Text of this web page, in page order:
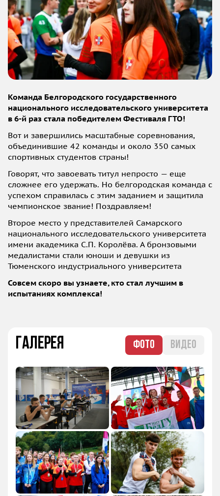
Команда Белгородского государственного
национального исследовательского университета
в 6-й раз стала победителем Фестиваля ГТО!
Вот и завершились масштабные соревнования,
объединившие 42 команды и около 350 самых
спортивных студентов страны!
Говорят, что завоевать титул непросто — еще
сложнее его удержать. Но белгородская команда с
успехом справилась с этим заданием и защитила
чемпионское звание! Поздравляем!
Второе место у представителей Самарского
национального исследовательского университета
имени академика С.П. Королёва. А бронзовыми
медалистами стали юноши и девушки из
Тюменского индустриального университета
Совсем скоро вы узнаете, кто стал лучшим в
испытаниях комплекса!
Галерея ФОТО ВИДЕО